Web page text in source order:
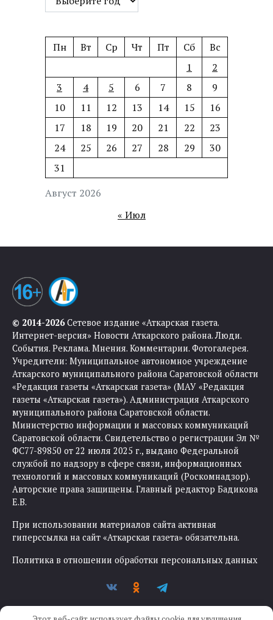
Август 2026
Пн Вт Ср Чт Пт Сб
Вс
1
2
3
4 5 6 7 8
9
10
11 12 13 14 15
16
17
18 19 20 21 22
23
24
25 26 27 28 29
30
31
« Июл
© 2014-2026Сетевое издание «Аткарская газета.
Интернет-версия» Новости Аткарского района. Люди.
События. Реклама. Мнения. Комментарии. Фотогалерея.
Учредители: Муниципальное автономное учреждение
Аткарского муниципального района Саратовской области
«Редакция газеты «Аткарская газета» (МАУ «Редакция
газеты «Аткарская газета»). Администрация Аткарского
муниципального района Саратовской области.
Министерство информации и массовых коммуникаций
Саратовской области. Свидетельство о регистрации Эл №
ФС77-89850 от 22 июля 2025 г., выдано Федеральной
службой по надзору в сфере связи, информационных
технологий и массовых коммуникаций (Роскомнадзор).
Авторские права защищены. Главный редактор Бадикова
Е.В.
При использовании материалов сайта активная
гиперссылка на сайт «Аткарская газета» обязательна.
Политика в отношении обработки персональных данных